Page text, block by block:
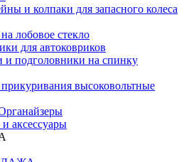
и колпаки для запасного колеса
лобовое стекло
для автоковриков
подголовники на спинку
высоковольтные
аксессуары